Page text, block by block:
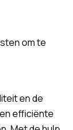
om te
en de
efficiënte